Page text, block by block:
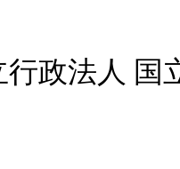
行政法人 国